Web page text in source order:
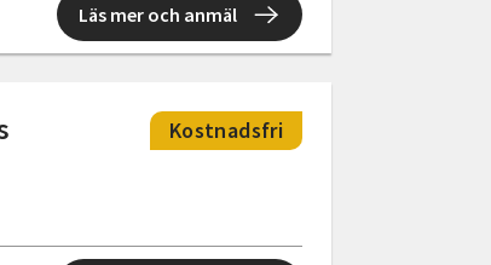
Läs mer och anmäl
Kostnadsfri